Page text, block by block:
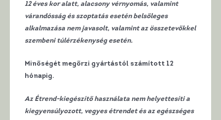
12 éves kor alatt, alacsony vérnyomás, valamint
várandósság és szoptatás esetén belsőleges
alkalmazása nem javasolt, valamint az összetevőkkel
szembeni túlérzékenység esetén.
Minőségét megőrzi gyártástól számított 12
hónapig.
Az Étrend-kiegészítő használata nem helyettesíti a
kiegyensúlyozott, vegyes étrendet és az egészséges